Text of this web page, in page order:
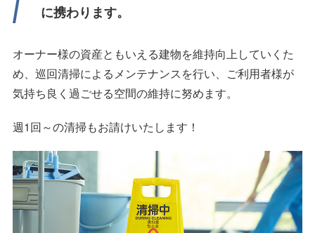
に携わります。
オーナー様の資産ともいえる建物を維持向上していくた
め、巡回清掃によるメンテナンスを行い、ご利用者様が
気持ち良く 過ごせる空間の維持に努めます。
週1回～の清掃もお請けいたします！